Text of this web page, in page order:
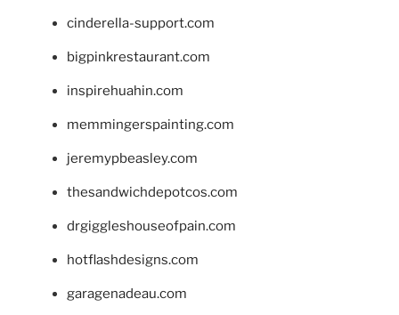
cinderella-support.com
bigpinkrestaurant.com
inspirehuahin.com
memmingerspainting.com
jeremypbeasley.com
thesandwichdepotcos.com
drgiggleshouseofpain.com
hotflashdesigns.com
garagenadeau.com